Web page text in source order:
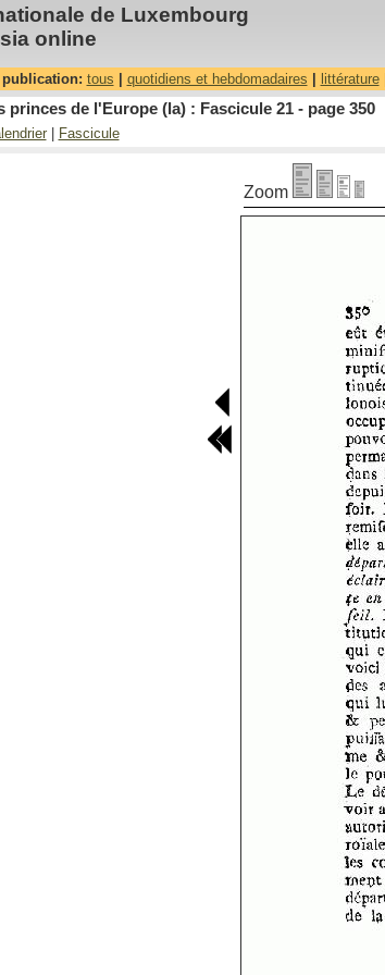
de Luxembourg
online
tous quotidiens et hebdomadaires littérature|
princes de l'Europe (la) : Fascicule 21 - page 350
| Fascicule
Zoom